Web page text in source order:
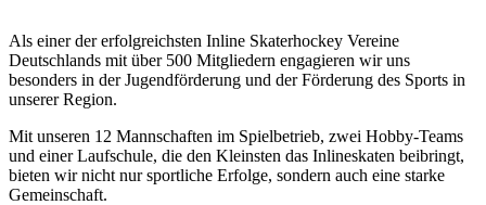
Als einer der erfolgreichsten Inline Skaterhockey Vereine
Deutschlands mit über 500 Mitgliedern engagieren wir uns
besonders in der Jugendförderung und der Förderung des Sports in
unserer Region.
Mit unseren 12 Mannschaften im Spielbetrieb, zwei Hobby-Teams
und einer Laufschule, die den Kleinsten das Inlineskaten beibringt,
bieten wir nicht nur sportliche Erfolge, sondern auch eine starke
Gemeinschaft.